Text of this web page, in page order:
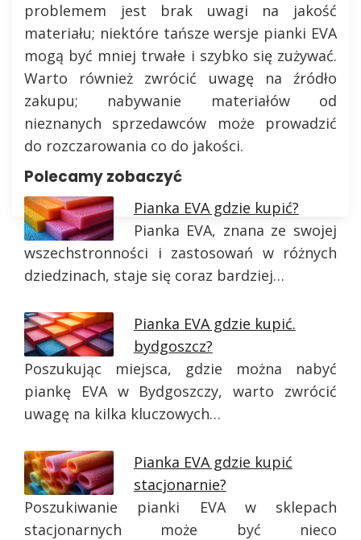
problemem jest brak uwagi na jakość
materiału; niektóre tańsze wersje pianki EVA
mogą być mniej trwałe i szybko się zużywać.
Warto również zwrócić uwagę na źródło
zakupu; nabywanie materiałów od
nieznanych sprzedawców może prowadzić
do rozczarowania co do jakości.
Polecamy zobaczyć
Pianka EVA gdzie kupić?
Pianka EVA, znana ze swojej
wszechstronności i zastosowań w różnych
dziedzinach, staje się coraz bardziej…
Pianka EVA gdzie kupić.
bydgoszcz?
Poszukując miejsca, gdzie można nabyć
piankę EVA w Bydgoszczy, warto zwrócić
uwagę na kilka kluczowych…
Pianka EVA gdzie kupić
stacjonarnie?
Poszukiwanie pianki EVA w sklepach
stacjonarnych może być nieco